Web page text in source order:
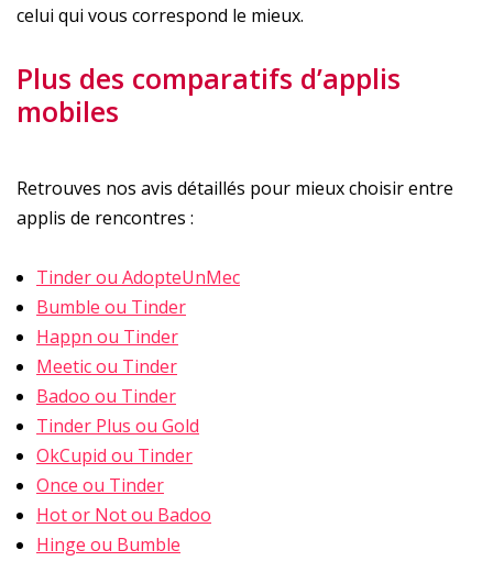
celui qui vous correspond le mieux.
Plus des comparatifs d’applis
mobiles
Retrouves nos avis détaillés pour mieux choisir entre
applis de rencontres :
Tinder ou AdopteUnMec
Bumble ou Tinder
Happn ou Tinder
Meetic ou Tinder
Badoo ou Tinder
Tinder Plus ou Gold
OkCupid ou Tinder
Once ou Tinder
Hot or Not ou Badoo
Hinge ou Bumble